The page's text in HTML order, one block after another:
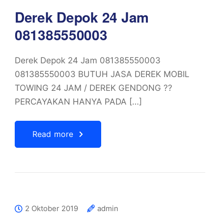
Derek Depok 24 Jam
081385550003
Derek Depok 24 Jam 081385550003
081385550003 BUTUH JASA DEREK MOBIL
TOWING 24 JAM / DEREK GENDONG ??
PERCAYAKAN HANYA PADA […]
Read more
2 Oktober 2019
admin